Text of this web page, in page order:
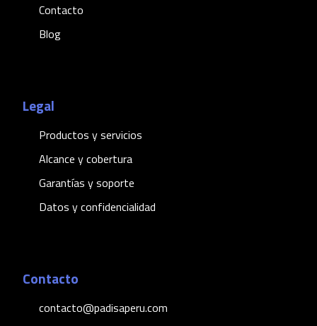
Contacto
Blog
Legal
Productos y servicios
Alcance y cobertura
Garantías y soporte
Datos y confidencialidad
Contacto
contacto@padisaperu.com